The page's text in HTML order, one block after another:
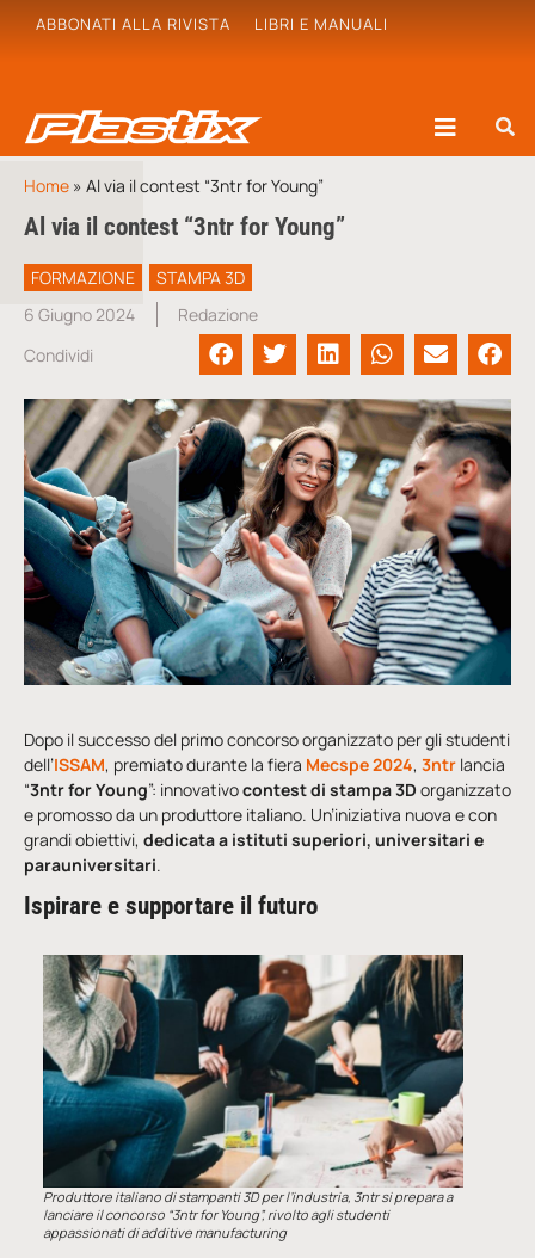
ABBONATI ALLA RIVISTA LIBRI E MANUALI
Home » Al via il contest “3ntr for Young”
Al via il contest “3ntr for Young”
FORMAZIONE
STAMPA 3D
6 Giugno 2024
Redazione
Condividi
Dopo il successo del primo concorso organizzato per gli studenti
dell’ISSAM, premiato durante la fiera Mecspe 2024, 3ntr lancia
“3ntr for Young”: innovativocontest di stampa 3D organizzato
e promosso da un produttore italiano. Un’iniziativa nuova e con
grandi obiettivi, dedicata a istituti superiori, universitari e
parauniversitari.
Ispirare e supportare il futuro
Produttore italiano di stampanti 3D per l’industria, 3ntr si prepara a
lanciare il concorso “3ntr for Young”, rivolto agli studenti
appassionati di additive manufacturing